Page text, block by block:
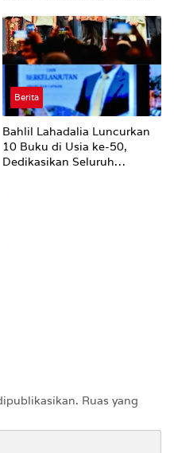
Berita
Bahlil Lahadalia Luncurkan
10 Buku di Usia ke-50,
Dedikasikan Seluruh
Ruas yang